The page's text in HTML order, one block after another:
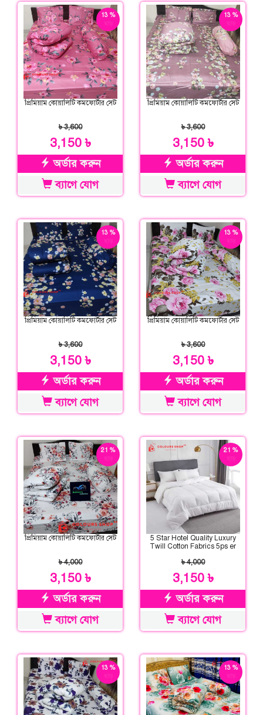
13 %
প্রিমিয়াম কোয়ালিটি কমফোর্টার সেট
৳ 3,600
3,150 ৳
অর্ডার করুন
ব্যাগে যোগ
13 %
প্রিমিয়াম কোয়ালিটি কমফোর্টার সেট
৳ 3,600
3,150 ৳
অর্ডার করুন
ব্যাগে যোগ
13 %
প্রিমিয়াম কোয়ালিটি কমফোর্টার সেট
৳ 3,600
3,150 ৳
অর্ডার করুন
ব্যাগে যোগ
13 %
প্রিমিয়াম কোয়ালিটি কমফোর্টার সেট
৳ 3,600
3,150 ৳
অর্ডার করুন
ব্যাগে যোগ
21 %
প্রিমিয়াম কোয়ালিটি কমফোর্টার সেট
৳ 4,000
3,150 ৳
অর্ডার করুন
ব্যাগে যোগ
21 %
5 Star Hotel Quality Luxury
Twill Cotton Fabrics 5ps er
৳ 4,000
3,150 ৳
অর্ডার করুন
ব্যাগে যোগ
13 %
13 %